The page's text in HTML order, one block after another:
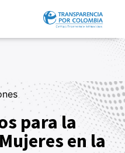
para la
en la